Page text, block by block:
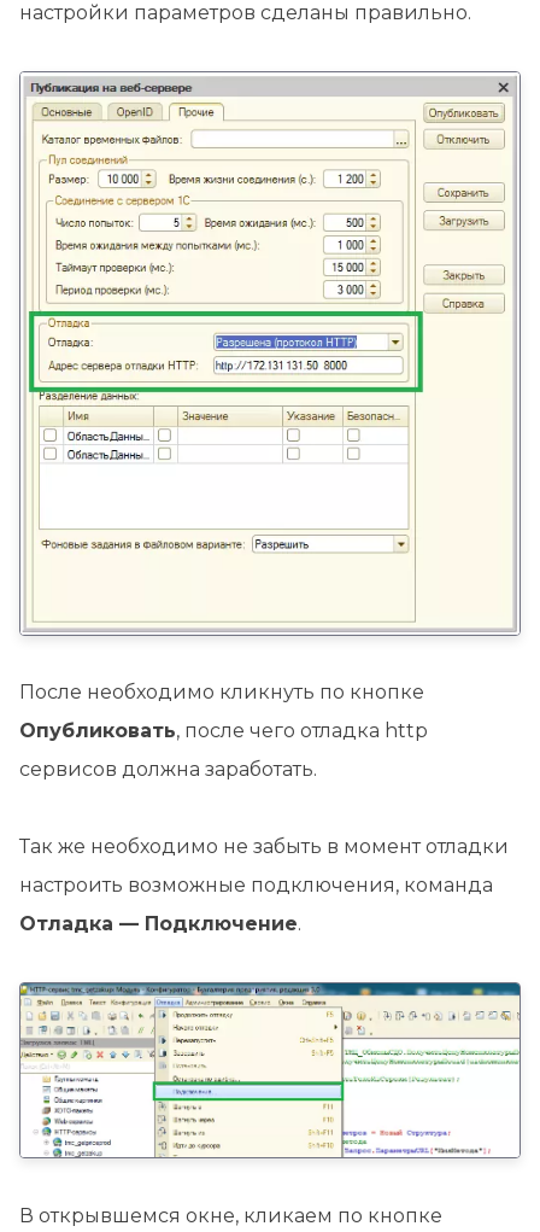
настройки параметров сделаны правильно.
После необходимо кликнуть по кнопке
Опубликовать, после чего отладка http
сервисов должна заработать.
Так же необходимо не забыть в момент отладки
настроить возможные подключения, команда
Отладка — Подключение.
В открывшемся окне, кликаем по кнопке